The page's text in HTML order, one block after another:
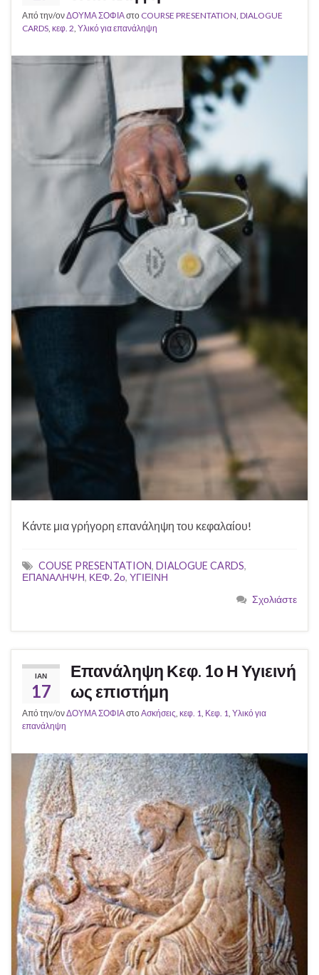
Από την/ονΔΟΥΜΑ ΣΟΦΙΑστο COURSE PRESENTATION DIALOGUE
CARDS κεφ. 2 Υλικό για επανάληψη
Κάντε μια γρήγορη επανάληψη του κεφαλαίου!
COUSE PRESENTATION, DIALOGUE CARDS,
ΕΠΑΝΑΛΗΨΗ, ΚΕΦ. 2ο, ΥΓΙΕΙΝΗ
Σχολιάστε
ΙΑΝ
17
Επανάληψη Κεφ. 1ο Η Υγιεινή
ως επιστήμη
Από την/ονΔΟΥΜΑ ΣΟΦΙΑστοΑσκήσεις, κεφ. 1, Κεφ. 1, Υλικό για
επανάληψη